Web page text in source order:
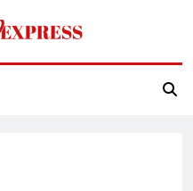
Express